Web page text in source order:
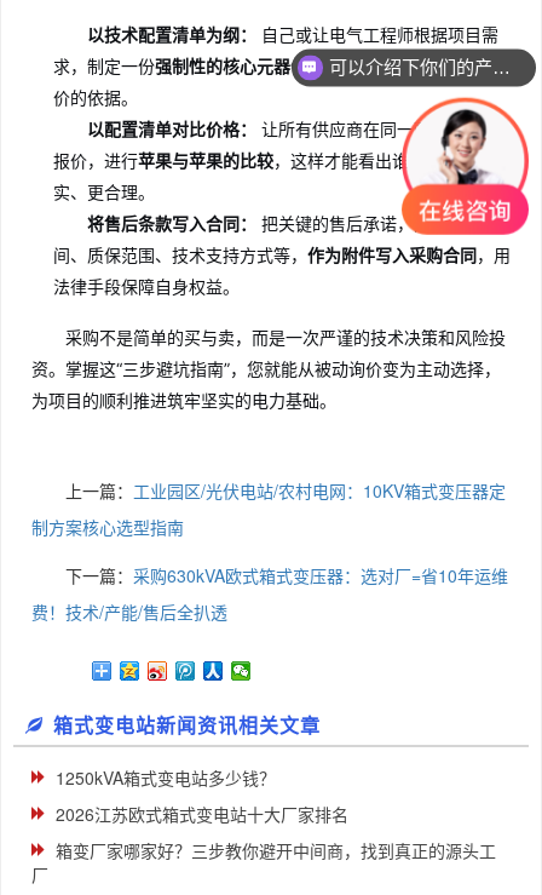
以技术配置清单为纲：
自己或让电气工程师根据项目需
求，制定一份强制性的核心元器件技术规格书，作为招标或询
价的依据。
以配置清单对比价格：
让所有供应商在同一配置标准下
报价，进行苹果与苹果的比较，这样才能看出谁的价格更真
实、更合理。
将售后条款写入合同：
把关键的售后承诺，如响应时
间、质保范围、技术支持方式等， 作为附件写入采购合同，用
法律手段保障自身权益。
采购不是简单的买与卖，而是一次严谨的技术决策和风险投
资。掌握这“三步避坑指南”，您就能从被动询价变为主动选择，
为项目的顺利推进筑牢坚实的电力基础。
上一篇： 工业园区/光伏电站/农村电网：10KV箱式变压器定
制方案核心选型指南
下一篇： 采购630kVA欧式箱式变压器：选对厂=省10年运维
费！技术/产能/售后全扒透
箱式变电站新闻资讯相关文章
1250kVA箱式变电站多少钱？
2026江苏欧式箱式变电站十大厂家排名
箱变厂家哪家好？三步教你避开中间商，找到真正的源头工
厂
你们是怎么收费的呢